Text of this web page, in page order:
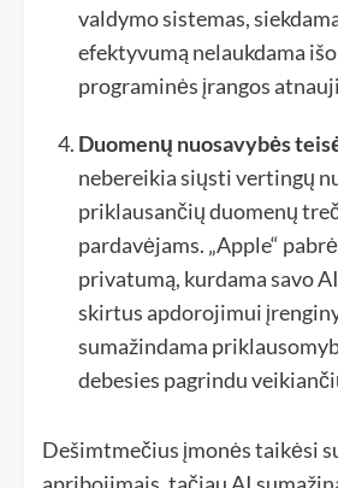
valdymo sistemas,
efektyvumą nelaukdama
programinės įrangos
Duomenų nuosavybės
nebereikia siųsti vertingų
priklausančių duomenų
pardavėjams. „Apple“
privatumą, kurdama savo
skirtus apdorojimui
sumažindama
debesies pagrindu
Dešimtmečius įmonės taikėsi